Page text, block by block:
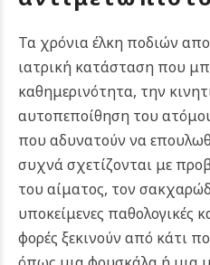
Τα χρόνια έλκη ποδιών
ιατρική κατάσταση που
καθημερινότητα, την
αυτοπεποίθηση του
που αδυνατούν να
συχνά σχετίζονται με
του αίματος, τον
υποκείμενες παθολογικές
φορές ξεκινούν από κάτι